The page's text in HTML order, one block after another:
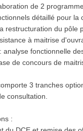
de 2
détaillé pour la
restructuration du pôle
à maitrise
analyse fonctionnelle
de concours de
3 tranches
consultation.
: